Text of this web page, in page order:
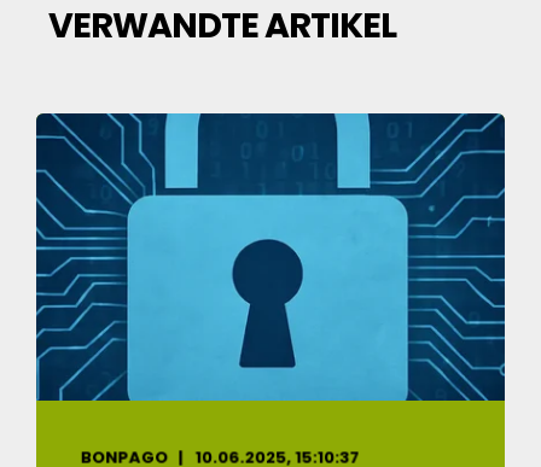
VERWANDTE ARTIKEL
BONPAGO
10.06.2025, 15:10:37